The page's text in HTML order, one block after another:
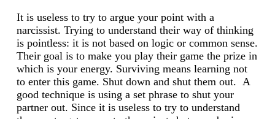
It is useless to try to argue your point with a
narcissist. Trying to understand their way of thinking
is pointless: it is not based on logic or common sense.
Their goal is to make you play their game the prize in
which is your energy. Surviving means learning not
to enter this game. Shut down and shut them out. A
good technique is using a set phrase to shut your
partner out. Since it is useless to try to understand